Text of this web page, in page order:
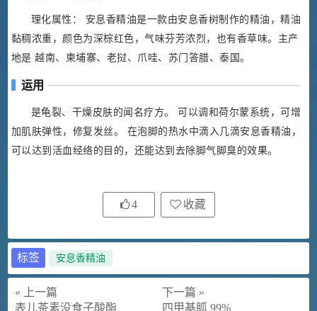
理化属性： 安息香精油是一款由安息香树制作的精油，精油
黏稠浓重，颜色为深棕红色，气味芬芳浓烈，也有香草味。主产
地是 越南、柬埔寨、老挝、爪哇、苏门答腊、泰国。
运用
是龟裂、干燥皮肤的闻名疗方。 可以调和荷尔蒙系统，可增
加肌肤弹性，修复发丝。 在泡脚的热水中滴入几滴安息香精油，
可以达到活血经络的目的，还能达到去除脚气脚臭的效果。
4 收藏
标签 安息香精油
« 上一篇
表儿茶素没食子酸酯
下一篇 »
四甲基胍 99%